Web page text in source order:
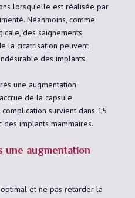
lorsqu’elle est réalisée par
Néanmoins, comme
des saignements
la cicatrisation peuvent
des implants.
une augmentation
de la capsule
survient dans 15
implants mammaires.
une augmentation
et ne pas retarder la